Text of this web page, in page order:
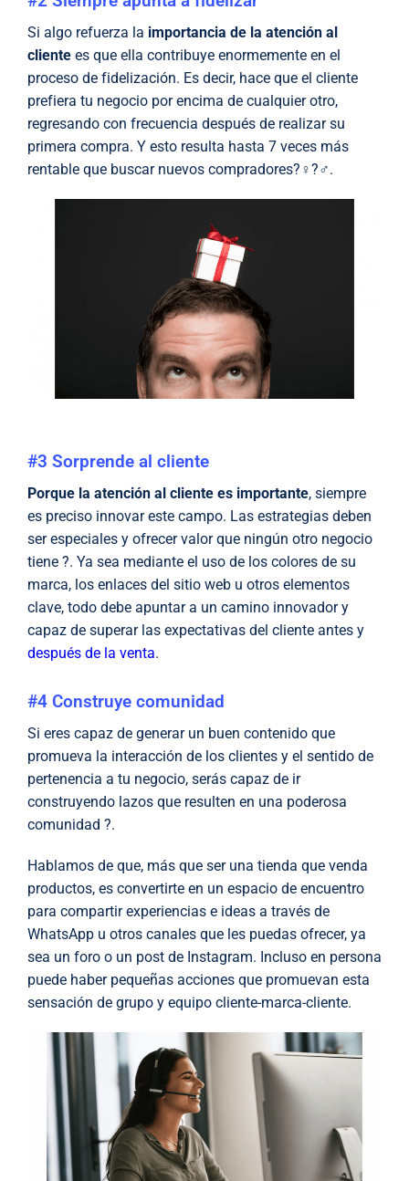
Si algo refuerza la importancia de la atención al
cliente es que ella contribuye enormemente en el
proceso de fidelización. Es decir, hace que el cliente
prefiera tu negocio por encima de cualquier otro,
regresando con frecuencia después de realizar su
primera compra. Y esto resulta hasta 7 veces más
rentable que buscar nuevos compradores?‍♀️?‍♂️.
#3 Sorprende al cliente
Porque la atención al cliente es importante, siempre
es preciso innovar este campo. Las estrategias deben
ser especiales y ofrecer valor que ningún otro negocio
tiene ?. Ya sea mediante el uso de los colores de su
marca, los enlaces del sitio web u otros elementos
clave, todo debe apuntar a un camino innovador y
capaz de superar las expectativas del cliente antes y
después de la venta.
#4 Construye comunidad
Si eres capaz de generar un buen contenido que
promueva la interacción de los clientes y el sentido de
pertenencia a tu negocio, serás capaz de ir
construyendo lazos que resulten en una poderosa
comunidad ?.
Hablamos de que, más que ser una tienda que venda
productos, es convertirte en un espacio de encuentro
para compartir experiencias e ideas a través de
WhatsApp u otros canales que les puedas ofrecer, ya
sea un foro o un post de Instagram. Incluso en persona
puede haber pequeñas acciones que promuevan esta
sensación de grupo y equipo cliente-marca-cliente.